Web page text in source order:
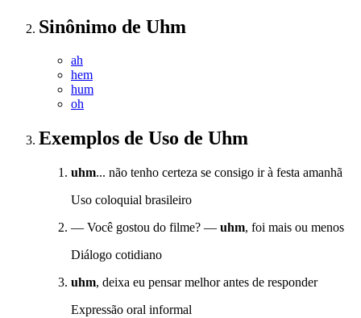
Sinônimo de Uhm
ah
hem
hum
oh
Exemplos de Uso de Uhm
uhm... não tenho certeza se consigo ir à festa amanhã
Uso coloquial brasileiro
— Você gostou do filme? — uhm, foi mais ou menos
Diálogo cotidiano
uhm, deixa eu pensar melhor antes de responder
Expressão oral informal